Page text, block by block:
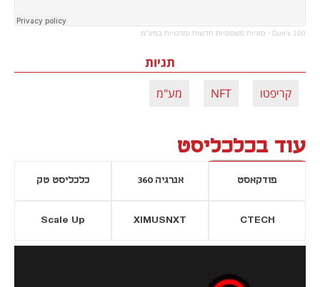
Dun's 100
· סוגיות משפטיות חדשות ומרכזיות במע"מ
תגיות
קריפטו NFT מע"מ
עוד בכלכליסט
פודקאסט אנרגיה 360 כלכליסט טק
CTECH
XIMUSNXT
Scale Up
נפתח בכרטיסייה חדשה חדשה